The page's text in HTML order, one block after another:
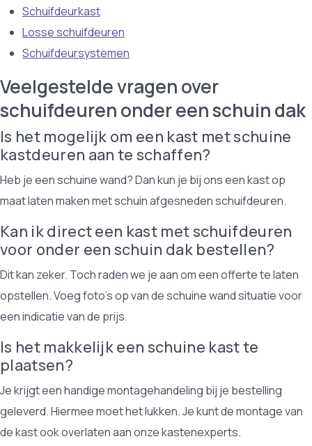
Schuifdeurkast
Losse schuifdeuren
Schuifdeursystemen
Veelgestelde vragen over
schuifdeuren onder een schuin dak
Is het mogelijk om een kast met schuine
kastdeuren aan te schaffen?
Heb je een schuine wand? Dan kun je bij ons een kast op
maat laten maken met schuin afgesneden schuifdeuren.
Kan ik direct een kast met schuifdeuren
voor onder een schuin dak bestellen?
Dit kan zeker. Toch raden we je aan om een offerte te laten
opstellen. Voeg foto's op van de schuine wand situatie voor
een indicatie van de prijs.
Is het makkelijk een schuine kast te
plaatsen?
Je krijgt een handige montagehandeling bij je bestelling
geleverd. Hiermee moet het lukken. Je kunt de montage van
de kast ook overlaten aan onze kastenexperts.